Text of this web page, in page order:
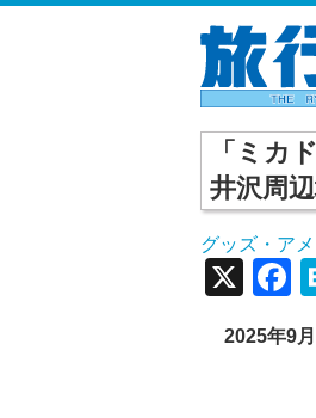
「ミカ
井沢周
グッズ・ア
X
2025年9